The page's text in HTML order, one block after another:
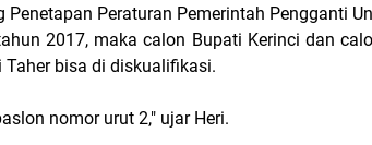
Peraturan Pemerintah Pengganti
2017, maka calon Bupati Kerinci dan
bisa di diskualifikasi.
nomor urut 2," ujar Heri.